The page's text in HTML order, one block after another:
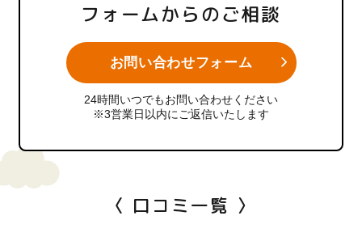
フォームからのご相談
お問い合わせフォーム
24時間いつでもお問い合わせください
※3営業日以内にご返信いたします
〈 口コミ一覧 〉